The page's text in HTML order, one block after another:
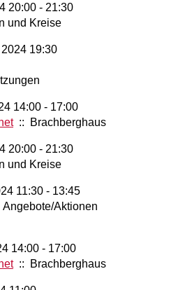
20:00 - 21:30
und Kreise
19:30
14:00 - 17:00
:: Brachberghaus
20:00 - 21:30
und Kreise
11:30 - 13:45
Aktionen
14:00 - 17:00
:: Brachberghaus